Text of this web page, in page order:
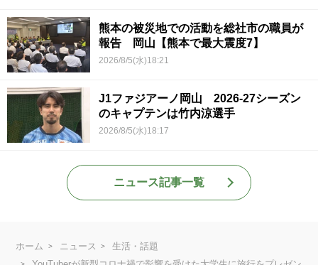
熊本の被災地での活動を総社市の職員が
報告 岡山【熊本で最大震度7】
2026/8/5(水)18:21
J1ファジアーノ岡山 2026-27シーズン
のキャプテンは竹内涼選手
2026/8/5(水)18:17
ニュース記事一覧
ホーム ニュース
生活・話題